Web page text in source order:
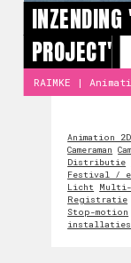
PROJECT'
RAIMKE |
Animation 2D
Cameraman
Distributie
Festival /
Licht
Registratie
Stop-motion
installaties